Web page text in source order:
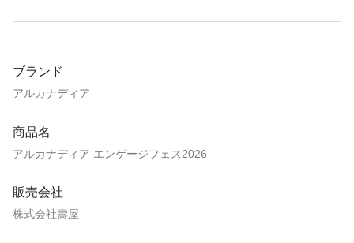
ブランド
アルカナディア
商品名
アルカナディア エンゲージフェス2026
販売会社
株式会社壽屋